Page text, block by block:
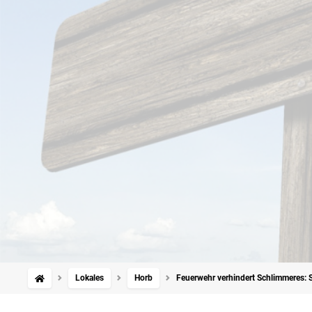
Lokales Horb Feuerwehr verhindert